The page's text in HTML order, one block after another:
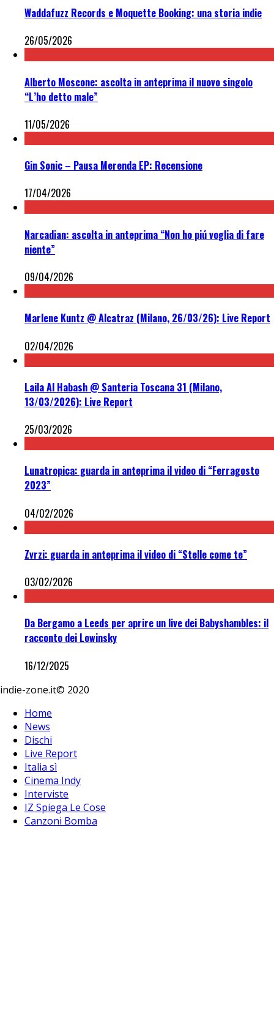
Waddafuzz Records e Moquette Booking: una storia indie
26/05/2026
Alberto Moscone: ascolta in anteprima il nuovo singolo
“L’ho detto male”
11/05/2026
Gin Sonic – Pausa Merenda EP: Recensione
17/04/2026
Narcadian: ascolta in anteprima “Non ho piú voglia di fare
niente”
09/04/2026
Marlene Kuntz @ Alcatraz (Milano, 26/03/26): Live Report
02/04/2026
Laila Al Habash @ Santeria Toscana 31 (Milano,
13/03/2026): Live Report
25/03/2026
Lunatropica: guarda in anteprima il video di “Ferragosto
2023”
04/02/2026
Zvrzi: guarda in anteprima il video di “Stelle come te”
03/02/2026
Da Bergamo a Leeds per aprire un live dei Babyshambles: il
racconto dei Lowinsky
16/12/2025
indie-zone.it© 2020
Home
News
Dischi
Live Report
Italia sì
Cinema Indy
Interviste
IZ Spiega Le Cose
Canzoni Bomba